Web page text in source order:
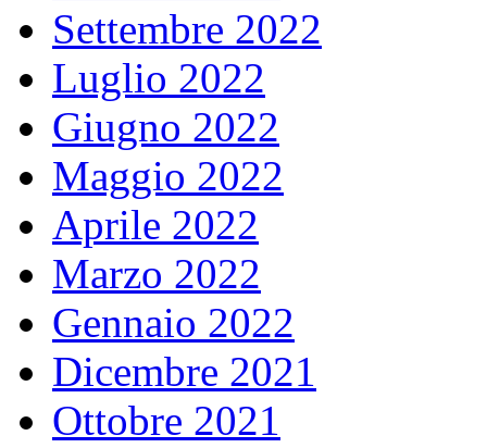
Settembre 2022
Luglio 2022
Giugno 2022
Maggio 2022
Aprile 2022
Marzo 2022
Gennaio 2022
Dicembre 2021
Ottobre 2021